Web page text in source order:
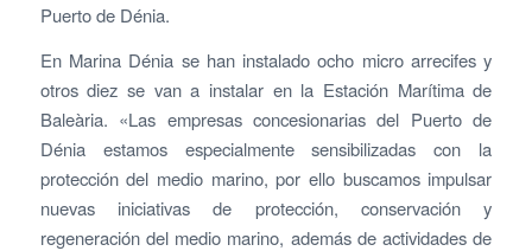
Puerto de Dénia.
En Marina Dénia se han instalado ocho micro arrecifes y
otros diez se van a instalar en la Estación Marítima de
Baleària. «Las empresas concesionarias del Puerto de
Dénia estamos especialmente sensibilizadas con la
protección del medio marino, por ello buscamos impulsar
nuevas iniciativas de protección, conservación y
regeneración del medio marino, además de actividades de